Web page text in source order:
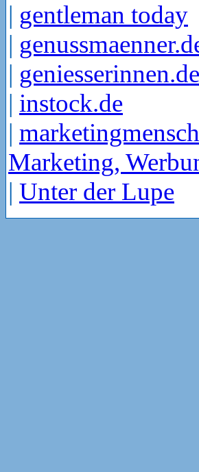
| gentleman today
|
| geniesserinnen.de
| instock.de
|
Marketing,
| Unter der Lupe